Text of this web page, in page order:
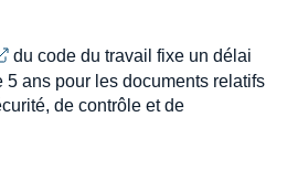
du code du travail fixe un délai
5 ans pour les documents relatifs
de contrôle et de